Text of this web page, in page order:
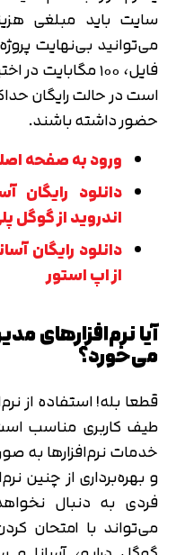
سایت باید مبلغی
می‌توانید بی‌نهایت
فایل، ۱۰۰
حضور داشته باشند.
ورود به صفحه
اندروید از گوگل
از اپ استور
آیا نرم‌افزارهای
می‌خورد؟
قطعا بله! استفاده از
طیف کاربری مناسب
خدمات نرم‌افزارها به
و بهره‌برداری از چنین
فردی به دنبال
می‌تواند با امتحان